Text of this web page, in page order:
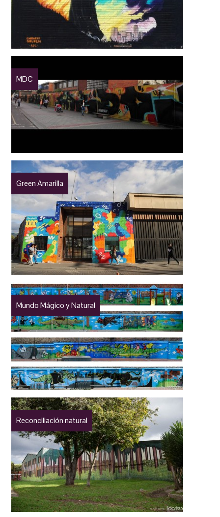
MDC
Green Amarilla
Mundo Mágico y Natural
Reconciliación natural